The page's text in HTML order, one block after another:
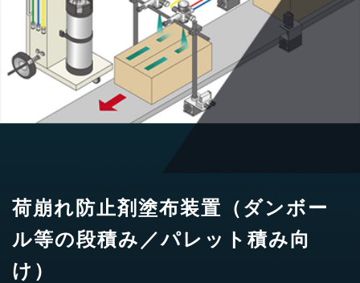
荷崩れ防止剤塗布装置（ダンボー
ル等の段積み／パレット積み向
け）